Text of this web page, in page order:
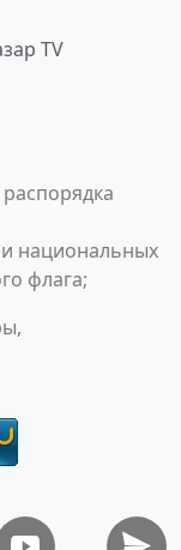
TV
национальных
флага;